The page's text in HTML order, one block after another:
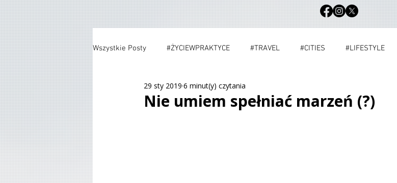
Wszystkie Posty #ŻYCIEWPRAKTYCE #TRAVEL #CITIES #LIFESTYLE
#TESTING #CARS #MOVIES
Nie umiem spełniać marzeń (?)
29 sty 2019 6 minut(y) czytania